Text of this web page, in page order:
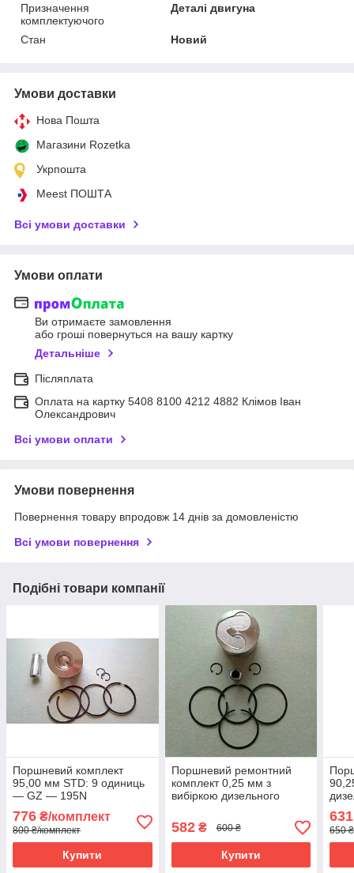
Призначення
комплектуючого
Деталі двигуна
Стан Новий
Умови доставки
Нова Пошта
Магазини Rozetka
Укрпошта
Meest ПОШТА
Всі умови доставки
Умови оплати
Ви отримаєте замовлення
або гроші повернуться на вашу картку
Детальніше
Післяплата
Оплата на картку 5408 8100 4212 4882 Клімов Іван
Олександрович
Всі умови оплати
Умови повернення
Повернення товару впродовж 14 днів за домовленістю
Всі умови повернення
Подібні товари компанії
Поршневий комплект
95,00 мм STD: 9 одиниць
— GZ — 195N
776 ₴/комплект
800 ₴/комплект
Купити
Поршневий ремонтний
комплект 0,25 мм з
вибіркою дизельного
582₴ 600 ₴
Купити
631
650